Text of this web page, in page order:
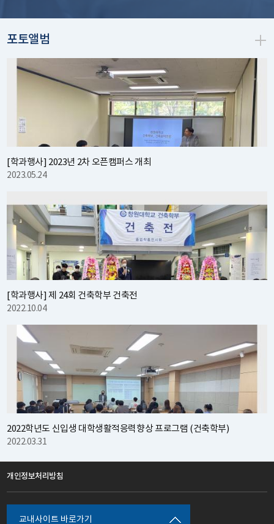
포토앨범
[학과행사] 2023년 2차 오픈캠퍼스 개최
2023.05.24
[학과행사] 제 24회 건축학부 건축전
2022.10.04
2022학년도 신입생 대학생활적응력향상 프로그램 (건축학부)
2022.03.31
개인정보처리방침
교내사이트 바로가기